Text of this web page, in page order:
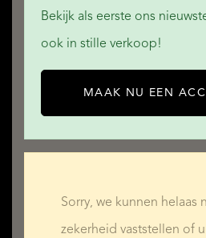
Bekijk als eerste ons
ook in stille verkoop!
MAAK NU EEN
Sorry, we kunnen helaas
zekerheid vaststellen of